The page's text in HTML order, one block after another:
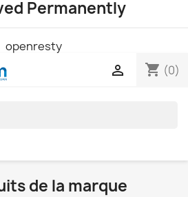
Permanently
openresty
shopping_cart (0)

de la marque